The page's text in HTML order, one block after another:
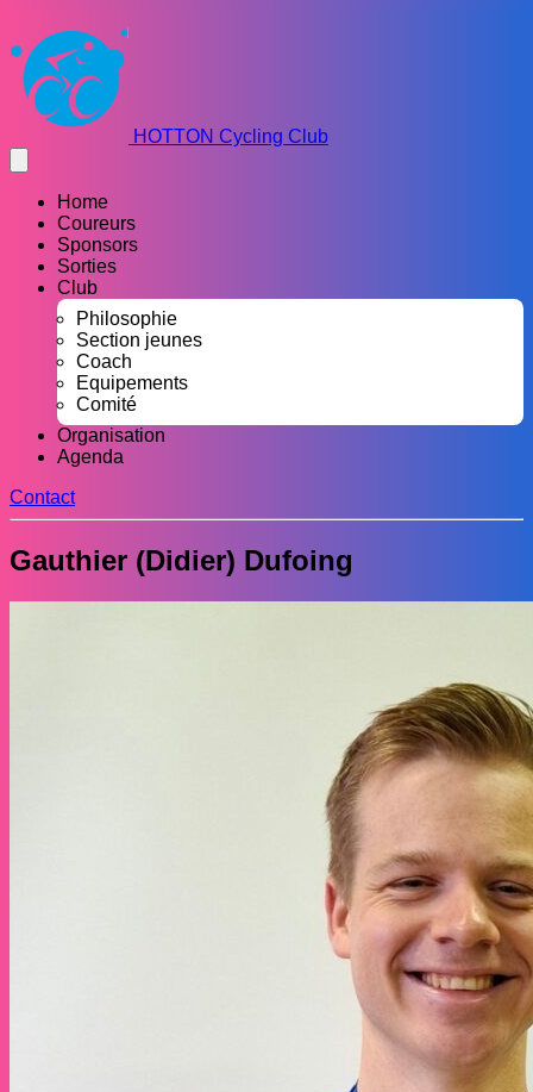
HOTTON Cycling Club
Home
Coureurs
Sponsors
Sorties
Club
Philosophie
Section jeunes
Coach
Equipements
Comité
Organisation
Agenda
Contact
Gauthier (Didier) Dufoing